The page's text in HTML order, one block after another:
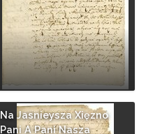
Na Jasnieysza Xięzno
Pani A Pani Nasza